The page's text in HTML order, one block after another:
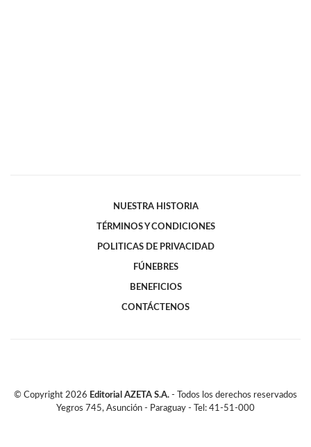
NUESTRA HISTORIA
TÉRMINOS Y CONDICIONES
POLITICAS DE PRIVACIDAD
FÚNEBRES
BENEFICIOS
CONTÁCTENOS
© Copyright 2026 Editorial AZETA S.A. - Todos los derechos reservados
Yegros 745, Asunción - Paraguay - Tel: 41-51-000